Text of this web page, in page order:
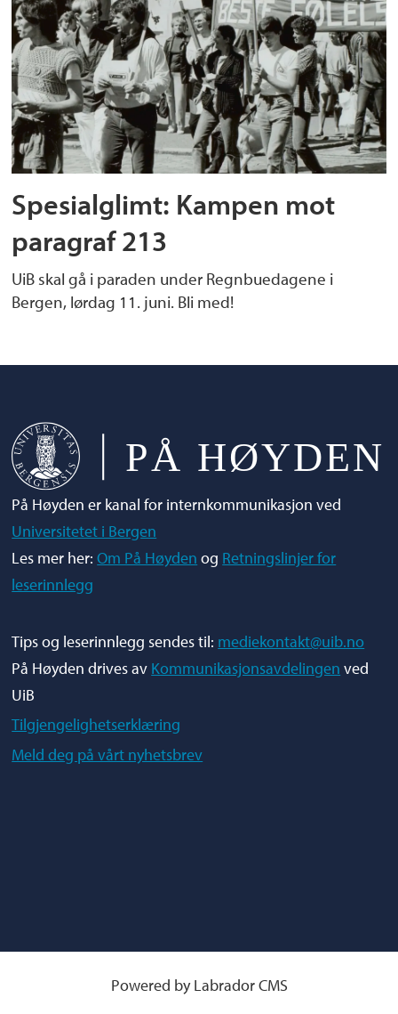
Spesialglimt: Kampen mot
paragraf 213
UiB skal gå i paraden under Regnbuedagene i
Bergen, lørdag 11. juni. Bli med!
På Høyden er kanal for internkommunikasjon ved
Universitetet i Bergen
Les mer her:Om På Høyden og Retningslinjer for
leserinnlegg
Tips og leserinnlegg sendes til: mediekontakt@uib.no
På Høyden drives av Kommunikasjonsavdelingen ved
UiB
Tilgjengelighetserklæring
Meld deg på vårt nyhetsbrev
Powered by Labrador CMS